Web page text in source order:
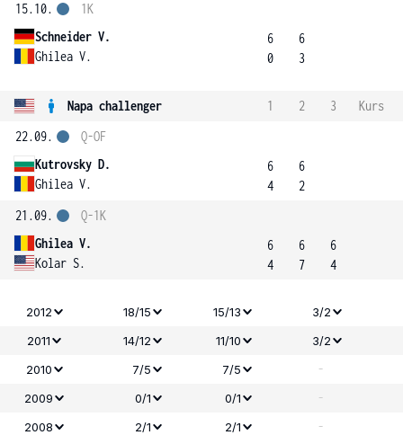
15.10.
Schneider V.
Ghilea V.
1K
6
0
6
3
Napa challenger 1 2 3
Kurs
22.09.
Kutrovsky D.
Ghilea V.
Q-OF
6
4
6
2
21.09.
Ghilea V.
Kolar S.
Q-1K
6
4
6
7
6
4
2012 18/15 15/13
3/2
2011
14/12 11/10
3/2
2010
7/5 7/5 -
2009 0/1 0/1 -
2008 2/1 2/1
-